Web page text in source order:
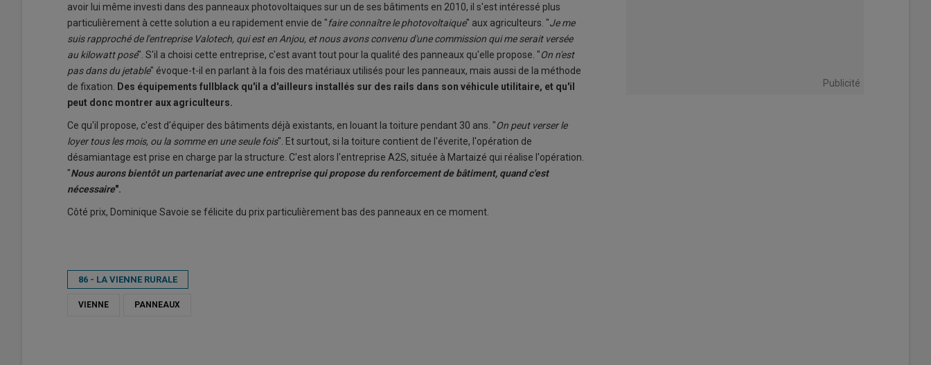
avoir lui même investi dans des panneaux photovoltaiques sur un de ses bâtiments en 2010, il s'est intéressé plus
particulièrement à cette solution a eu rapidement envie de "faire connaître le photovoltaique" aux agriculteurs. "Je me
suis rapproché de l'entreprise Valotech, qui est en Anjou, et nous avons convenu d'une commission qui me serait versée
au kilowatt posé". S'il a choisi cette entreprise, c'est avant tout pour la qualité des panneaux qu'elle propose. "On n'est
pas dans du jetable" évoque-t-il en parlant à la fois des matériaux utilisés pour les panneaux, mais aussi de la méthode
de fixation.
Des équipements fullblack qu'il a d'ailleurs installés sur des rails dans son véhicule utilitaire, et qu'il
peut donc montrer aux agriculteurs.
Ce qu'il propose, c'est d'équiper des bâtiments déjà existants, en louant la toiture pendant 30 ans. "On peut verser le
loyer tous les mois, ou la somme en une seule fois". Et surtout, si la toiture contient de l'éverite, l'opération de
désamiantage est prise en charge par la structure. C'est alors l'entreprise A2S, située à Martaizé qui réalise l'opération.
"Nous aurons bientôt un partenariat avec une entreprise qui propose du renforcement de bâtiment, quand c'est
nécessaire".
Côté prix, Dominique Savoie se félicite du prix particulièrement bas des panneaux en ce moment.
86 - LA VIENNE RURALE
VIENNE PANNEAUX
Publicité